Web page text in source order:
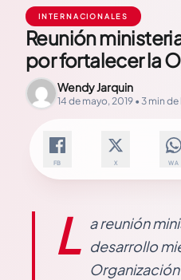
INTERNACIONALES
Reunión
por fortalecer la
Wendy Jarquin
14 de mayo, 2019 • 3 min
FB X WA
L a reunión
desarrollo